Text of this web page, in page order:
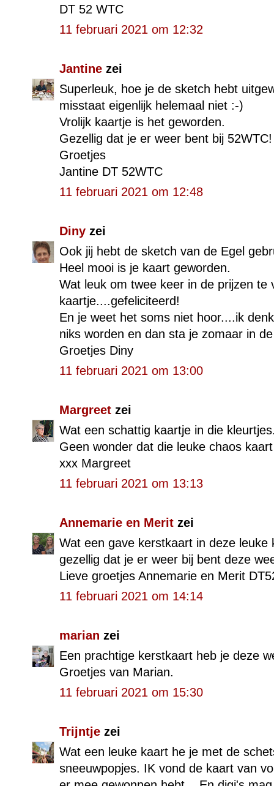
DT 52 WTC
11 februari 2021 om 12:32
Jantine zei
Superleuk, hoe je de sketch hebt
misstaat eigenlijk helemaal niet :-)
Vrolijk kaartje is het geworden.
Gezellig dat je er weer bent bij 52WTC!
Groetjes
Jantine DT 52WTC
11 februari 2021 om 12:48
Diny zei
Ook jij hebt de sketch van de Egel
Heel mooi is je kaart geworden.
Wat leuk om twee keer in de prijzen te
kaartje....gefeliciteerd!
En je weet het soms niet hoor....ik
niks worden en dan sta je zomaar in
Groetjes Diny
11 februari 2021 om 13:00
Margreet zei
Wat een schattig kaartje in die
Geen wonder dat die leuke chaos
xxx Margreet
11 februari 2021 om 13:13
Annemarie en Merit zei
Wat een gave kerstkaart in deze leuke
gezellig dat je er weer bij bent deze
Lieve groetjes Annemarie en Merit
11 februari 2021 om 14:14
marian zei
Een prachtige kerstkaart heb je deze
Groetjes van Marian.
11 februari 2021 om 15:30
Trijntje zei
Wat een leuke kaart he je met de
sneeuwpopjes. IK vond de kaart van